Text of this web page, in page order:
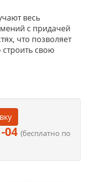
весь
с придачей
что позволяет
свою
04 (бесплатно по